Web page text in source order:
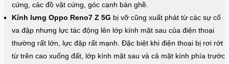
cứng, các đồ vật cứng, góc cạnh bàn ghề.
Kính lưng Oppo Reno7 Z 5G bị vỡ cũng xuất phát từ các sự cố
va đập nhưng lực tác động lên lớp kính mặt sau của điện thoại
thường rất lớn, lực đập rất mạnh. Đặc biệt khi điện thoại bị rơi rớt
từ trên cao xuống đất, lớp kính mặt sau và cả mặt kính phía trước